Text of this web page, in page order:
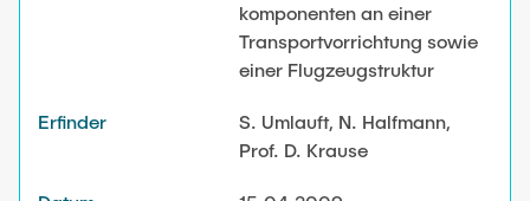
komponenten an einer
Transportvorrichtung sowie
einer Flugzeugstruktur
S. Umlauft, N. Halfmann,
Prof. D. Krause